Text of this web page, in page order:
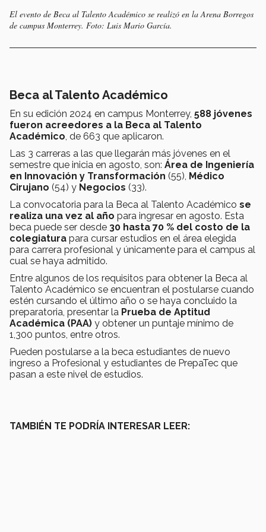
El evento de Beca al Talento Académico se realizó en la Arena Borregos
de campus Monterrey. Foto: Luis Mario García.
Beca al Talento Académico
En su edición 2024 en campus Monterrey, 588 jóvenes
fueron acreedores a la Beca al Talento
Académico, de 663 que aplicaron.
Las 3 carreras a las que llegarán más jóvenes en el
semestre que inicia en agosto, son: Área de Ingeniería
en Innovación y Transformación (55), Médico
Cirujano (54) y Negocios (33).
La convocatoria para la Beca al Talento Académico se
realiza una vez al año para ingresar en agosto. Esta
beca puede ser desde 30 hasta 70 % del costo de la
colegiatura para cursar estudios en el área elegida
para carrera profesional y únicamente para el campus al
cual se haya admitido.
Entre algunos de los requisitos para obtener la Beca al
Talento Académico se encuentran el postularse cuando
estén cursando el último año o se haya concluido la
preparatoria, presentar la Prueba de Aptitud
Académica (PAA) y obtener un puntaje mínimo de
1,300 puntos, entre otros.
Pueden postularse a la beca estudiantes de nuevo
ingreso a Profesional y estudiantes de PrepaTec que
pasan a este nivel de estudios.
TAMBIÉN TE PODRÍA INTERESAR LEER: